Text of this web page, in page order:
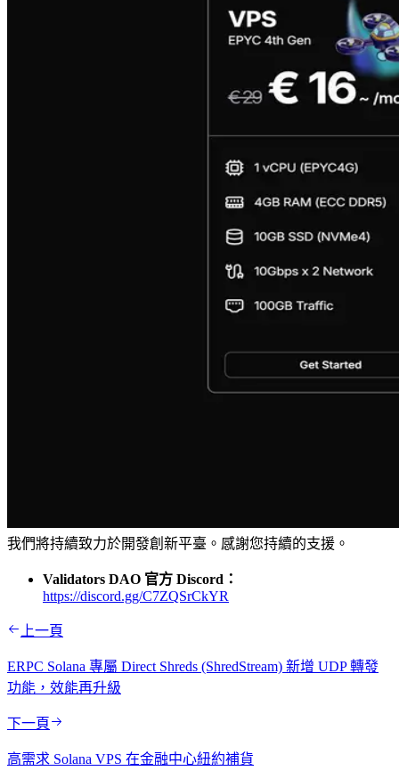
我們將持續致力於開發創新平臺。感謝您持續的支援。
Validators DAO 官方 Discord：
https://discord.gg/C7ZQSrCkYR
上一頁
ERPC Solana 專屬 Direct Shreds (ShredStream) 新增 UDP 轉發
功能，效能再升級
下一頁
高需求 Solana VPS 在金融中心紐約補貨